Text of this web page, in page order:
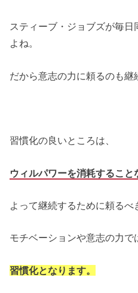
スティーブ・ジョブズが毎
よね。
だから意志の力に頼るのも継
習慣化の良いところは、
ウィルパワーを消耗すること
よって継続するために頼るべ
モチベーションや意志の力で
習慣化となります。